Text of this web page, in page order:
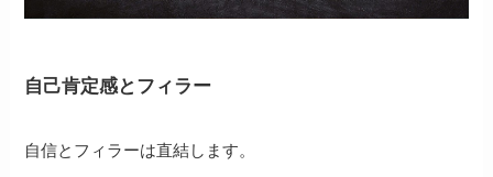
自己肯定感とフィラー
自信とフィラーは直結します。